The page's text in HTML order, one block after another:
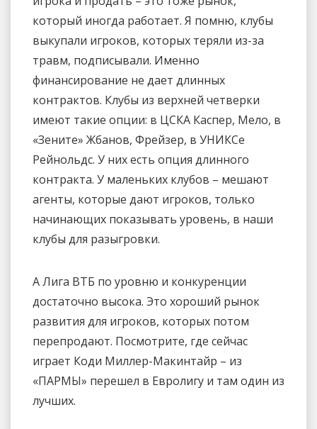
который иногда работает. Я помню, клубы
выкупали игроков, которых теряли из-за
травм, подписывали. Именно
финансирование не дает длинных
контрактов. Клубы из верхней четверки
имеют такие опции: в ЦСКА Каспер, Мело, в
«Зените» Жбанов, Фрейзер, в УНИКСе
Рейнольдс. У них есть опция длинного
контракта. У маленьких клубов – мешают
агенты, которые дают игроков, только
начинающих показывать уровень, в наши
клубы для разыгровки.
А Лига ВТБ по уровню и конкуренции
достаточно высока. Это хороший рынок
развития для игроков, которых потом
перепродают. Посмотрите, где сейчас
играет Коди Миллер-Макинтайр – из
«ПАРМЫ» перешел в Евролигу и там один из
лучших.